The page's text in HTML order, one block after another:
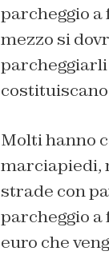
parcheggio a
mezzo si
Molti hanno
marciapiedi,
strade con
parcheggio a
euro che